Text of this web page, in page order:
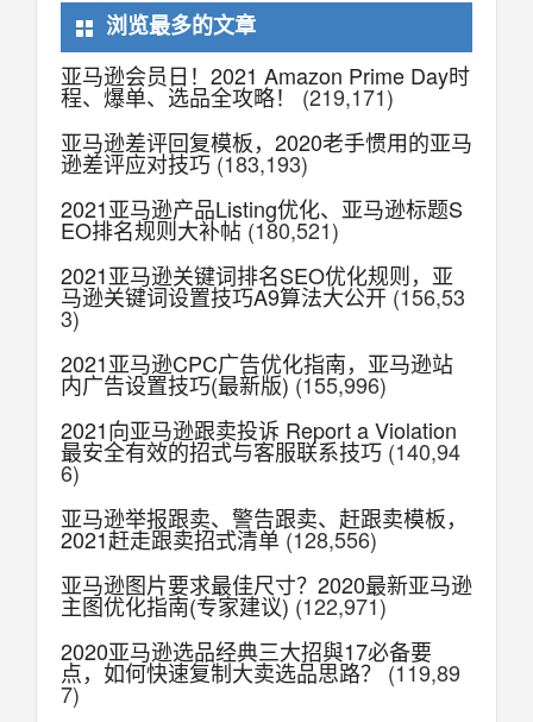
浏览最多的文章
亚马逊会员日！2021 Amazon Prime Day时
程、爆单、选品全攻略！
(219,171)
亚马逊差评回复模板，2020老手惯用的亚马
逊差评应对技巧(183,193)
2021亚马逊产品Listing优化、亚马逊标题S
EO排名规则大补帖 (180,521)
2021亚马逊关键词排名SEO优化规则，亚
马逊关键词设置技巧A9算法大公开(156,53
3)
2021亚马逊CPC广告优化指南，亚马逊站
内广告设置技巧(最新版)(155,996)
2021向亚马逊跟卖投诉 Report a Violation
最安全有效的招式与客服联系技巧 (140,94
6)
亚马逊举报跟卖、警告跟卖、赶跟卖模板，
2021赶走跟卖招式清单(128,556)
亚马逊图片要求最佳尺寸？2020最新亚马逊
主图优化指南(专家建议) (122,971)
2020亚马逊选品经典三大招與17必备要
点，如何快速复制大卖选品思路？ (119,89
7)